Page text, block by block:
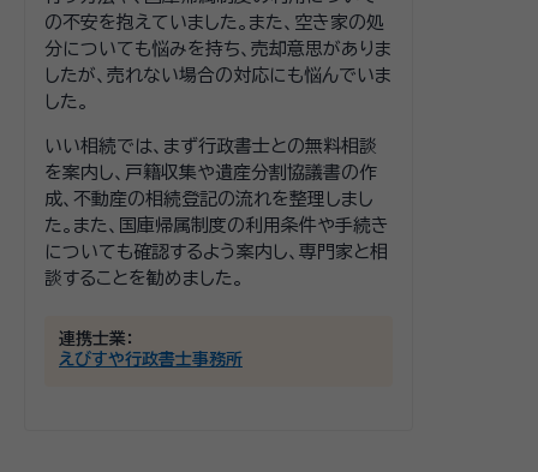
の不安を抱えていました。また、空き家の処
分についても悩みを持ち、売却意思がありま
したが、売れない場合の対応にも悩んでいま
した。
いい相続では、まず行政書士との無料相談
を案内し、戸籍収集や遺産分割協議書の作
成、不動産の相続登記の流れを整理しまし
た。また、国庫帰属制度の利用条件や手続き
についても確認するよう案内し、専門家と相
談することを勧めました。
連携士業：
えびすや行政書士事務所